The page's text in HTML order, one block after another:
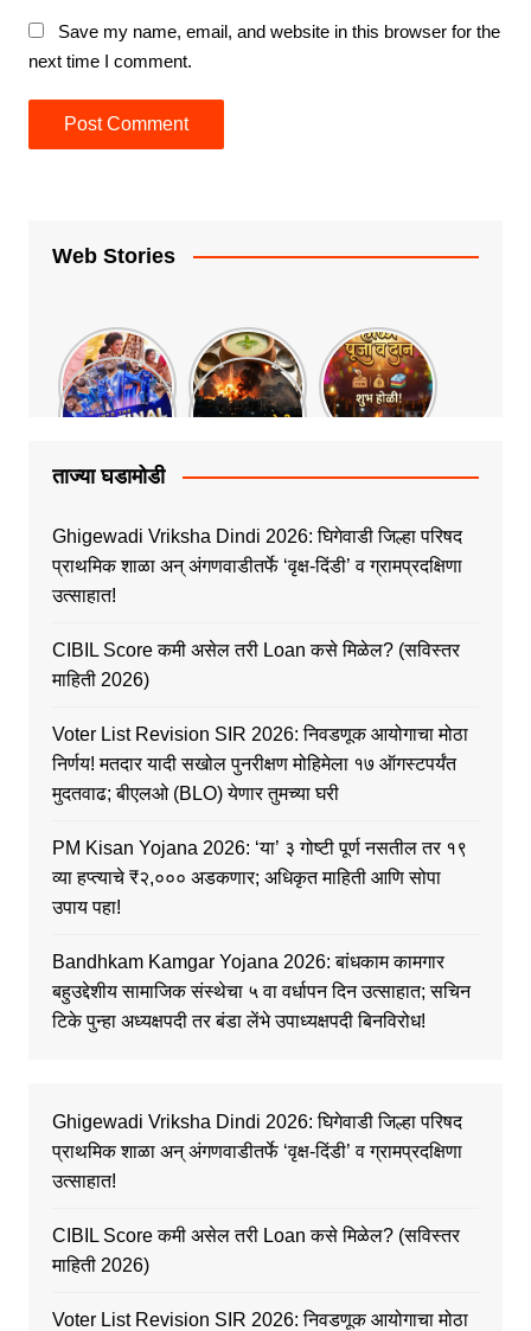
Save my name, email, and website in this browser for the
next time I comment.
Web Stories
ताज्या घडामोडी
Ghigewadi Vriksha Dindi 2026: घिगेवाडी जिल्हा परिषद
प्राथमिक शाळा अन् अंगणवाडीतर्फे ‘वृक्ष-दिंडी’ व ग्रामप्रदक्षिणा
उत्साहात!
CIBIL Score कमी असेल तरी Loan कसे मिळेल? (सविस्तर
माहिती 2026)
Voter List Revision SIR 2026: निवडणूक आयोगाचा मोठा
निर्णय! मतदार यादी सखोल पुनरीक्षण मोहिमेला १७ ऑगस्टपर्यंत
मुदतवाढ; बीएलओ (BLO) येणार तुमच्या घरी
PM Kisan Yojana 2026: ‘या’ ३ गोष्टी पूर्ण नसतील तर १९
व्या हप्त्याचे ₹२,००० अडकणार; अधिकृत माहिती आणि सोपा
उपाय पहा!
Bandhkam Kamgar Yojana 2026: बांधकाम कामगार
बहुउद्देशीय सामाजिक संस्थेचा ५ वा वर्धापन दिन उत्साहात; सचिन
टिके पुन्हा अध्यक्षपदी तर बंडा लेंभे उपाध्यक्षपदी बिनविरोध!
Ghigewadi Vriksha Dindi 2026: घिगेवाडी जिल्हा परिषद
प्राथमिक शाळा अन् अंगणवाडीतर्फे ‘वृक्ष-दिंडी’ व ग्रामप्रदक्षिणा
उत्साहात!
CIBIL Score कमी असेल तरी Loan कसे मिळेल? (सविस्तर
माहिती 2026)
Voter List Revision SIR 2026: निवडणूक आयोगाचा मोठा